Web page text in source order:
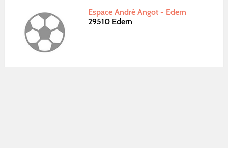
Espace André Angot - Edern
29510 Edern